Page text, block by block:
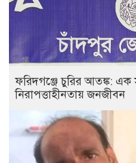
ফরিদগঞ্জে চুরির আতঙ্ক: এক
নিরাপত্তাহীনতায় জনজীবন